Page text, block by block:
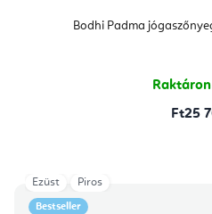
Bodhi Padma
Raktáron
Ft25
Bestseller
Ezüst Piros